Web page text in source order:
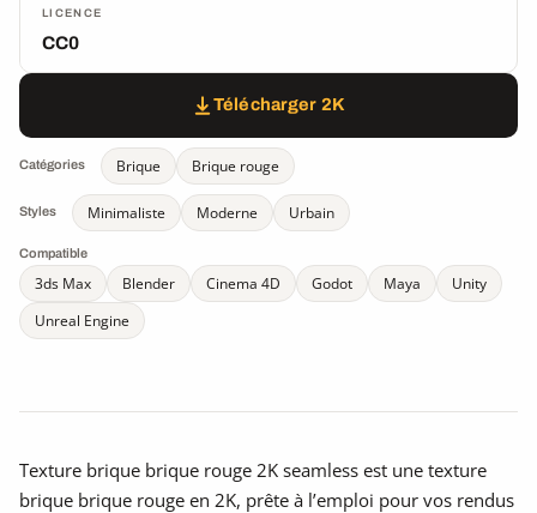
LICENCE
CC0
Télécharger 2K
Catégories Brique Brique rouge
Styles Minimaliste Moderne Urbain
Compatible
3ds Max Blender Cinema 4D Godot Maya
Unity
Unreal Engine
Texture brique brique rouge 2K seamless est une texture
brique brique rouge en 2K, prête à l’emploi pour vos rendus